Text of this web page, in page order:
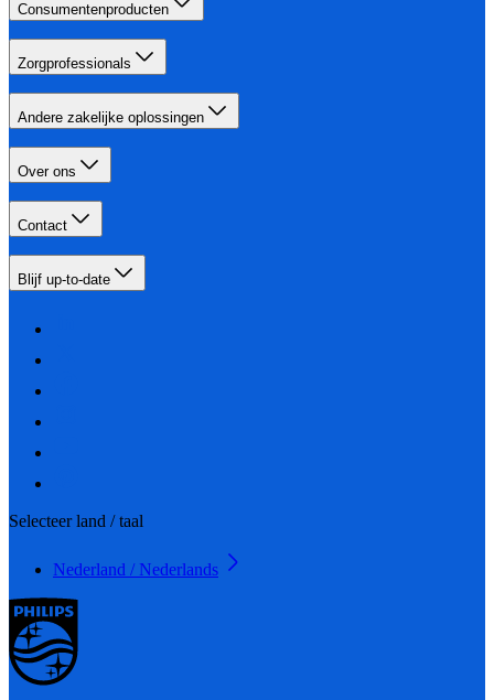
Consumentenproducten
Zorgprofessionals
Andere zakelijke oplossingen
Over ons
Contact
Blijf up-to-date
Selecteer land / taal
Nederland / Nederlands